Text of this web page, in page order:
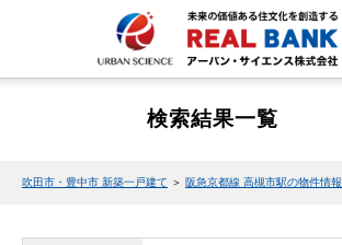
検索結果一覧
吹田市・豊中市 新築一戸建て ＞ 阪急京都線 高槻市駅の物件情報